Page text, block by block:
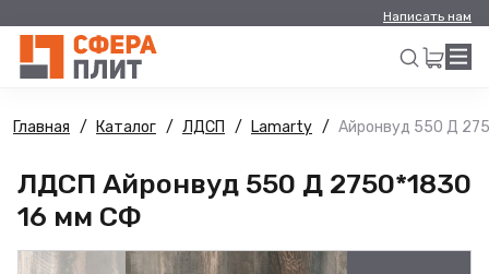
Написать нам
Искать
Главная Каталог ЛДСП Lamarty Айронвуд 550 Д
ЛДСП Айронвуд 550 Д 2750*1830
16 мм СФ